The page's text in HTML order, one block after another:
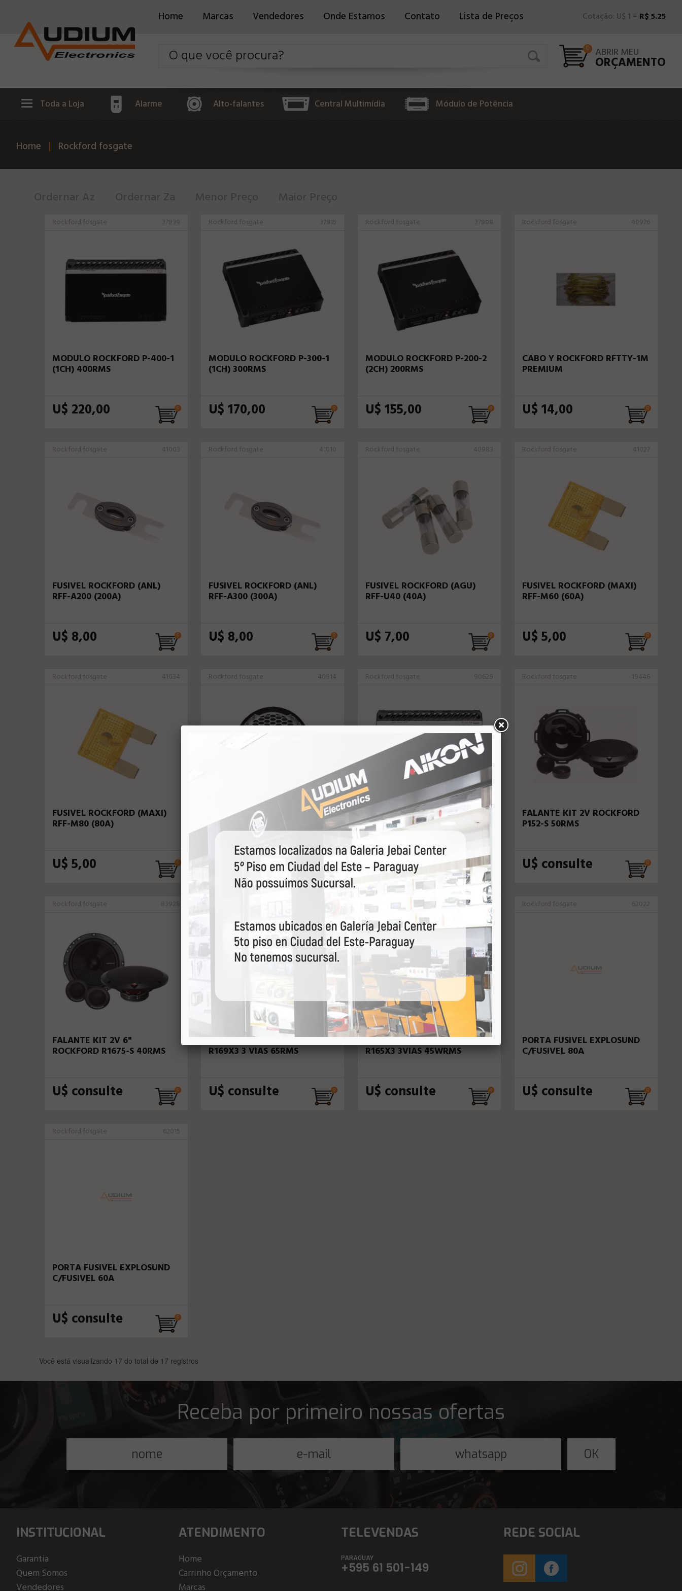
Home Marcas Vendedores Onde Estamos Contato Lista de Preços Cotação: U$ 1 = R$ 5.25
0 ABRIR MEU
ORÇAMENTO
Toda a Loja Alarme Alto-falantes Central Multimídia Módulo de Potência
Home Rockford fosgate
Rockford fosgate 37839
MODULO ROCKFORD P-400-1
(1CH) 400RMS
U$ 220,00
Rockford fosgate 37815
MODULO ROCKFORD P-300-1
(1CH) 300RMS
U$ 170,00
Rockford fosgate 37808
MODULO ROCKFORD P-200-2
(2CH) 200RMS
U$ 155,00
Rockford fosgate 40976
CABO Y ROCKFORD RFTTY-1M
PREMIUM
U$ 14,00
Rockford fosgate 41003
FUSIVEL ROCKFORD (ANL)
RFF-A200 (200A)
U$ 8,00
Rockford fosgate 41010
FUSIVEL ROCKFORD (ANL)
RFF-A300 (300A)
U$ 8,00
Rockford fosgate 40983
FUSIVEL ROCKFORD (AGU)
RFF-U40 (40A)
U$ 7,00
Rockford fosgate 41027
FUSIVEL ROCKFORD (MAXI)
RFF-M60 (60A)
U$ 5,00
Rockford fosgate 41034
FUSIVEL ROCKFORD (MAXI)
RFF-M80 (80A)
U$ 5,00
Rockford fosgate 40914
SUB ROCKFORD 08" (MARINE)
M282B 100RMS
U$ consulte
Rockford fosgate 90629
MODULO ROCKFORD P-500-4
4CH 500RMS
U$ consulte
Rockford fosgate 19446
FALANTE KIT 2V ROCKFORD
P152-S 50RMS
U$ consulte
Rockford fosgate 83928
FALANTE KIT 2V 6"
ROCKFORD R1675-S 40RMS
U$ consulte
FALANTE 6X9 ROCKFORD
R169X3 3 VIAS 65RMS
U$ consulte
Rockford fosgate 52016
FALANTE 6" ROCKFORD
R165X3 3VIAS 45WRMS
U$ consulte
Rockford fosgate 62022
PORTA FUSIVEL EXPLOSUND
C/FUSIVEL 80A
U$ consulte
Rockford fosgate 62015
PORTA FUSIVEL EXPLOSUND
C/FUSIVEL 60A
U$ consulte
Você está visualizando 17 do total de 17 registros
Receba por primeiro nossas ofertas
INSTITUCIONAL
Garantia
Quem Somos
Vendedores
ATENDIMENTO
Home
Carrinho Orçamento
Marcas
TELEVENDAS
PARAGUAY
+595 61 501-149
REDE SOCIAL